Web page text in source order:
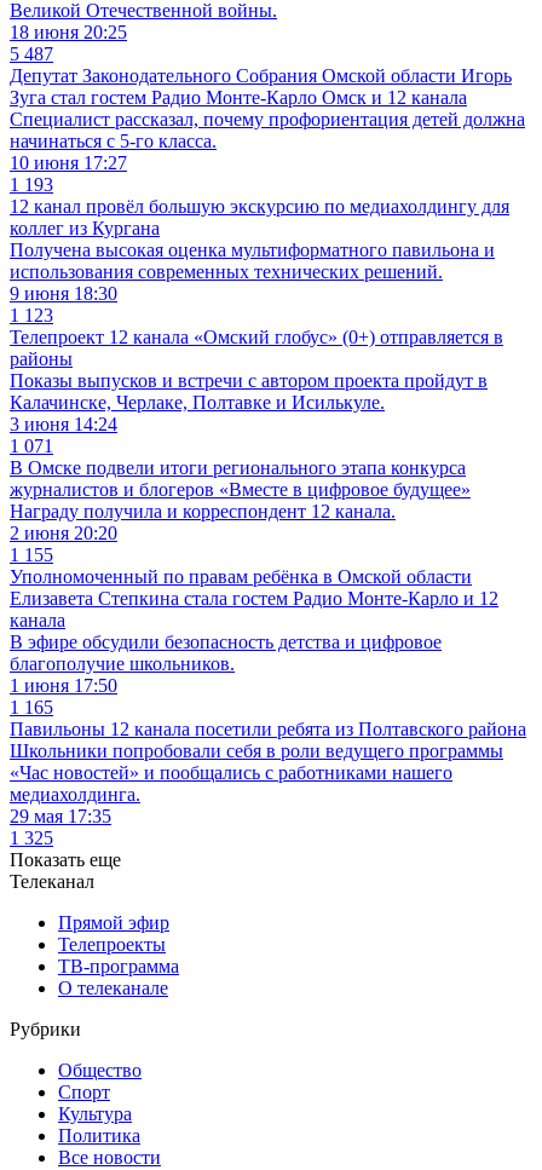
Великой Отечественной войны.
18 июня 20:25
5 487
Депутат Законодательного Собрания Омской области Игорь
Зуга стал гостем Радио Монте-Карло Омск и 12 канала
Специалист рассказал, почему профориентация детей должна
начинаться с 5-го класса.
10 июня 17:27
1 193
12 канал провёл большую экскурсию по медиахолдингу для
коллег из Кургана
Получена высокая оценка мультиформатного павильона и
использования современных технических решений.
9 июня 18:30
1 123
Телепроект 12 канала «Омский глобус» (0+) отправляется в
районы
Показы выпусков и встречи с автором проекта пройдут в
Калачинске, Черлаке, Полтавке и Исилькуле.
3 июня 14:24
1 071
В Омске подвели итоги регионального этапа конкурса
журналистов и блогеров «Вместе в цифровое будущее»
Награду получила и корреспондент 12 канала.
2 июня 20:20
1 155
Уполномоченный по правам ребёнка в Омской области
Елизавета Степкина стала гостем Радио Монте-Карло и 12
канала
В эфире обсудили безопасность детства и цифровое
благополучие школьников.
1 июня 17:50
1 165
Павильоны 12 канала посетили ребята из Полтавского района
Школьники попробовали себя в роли ведущего программы
«Час новостей» и пообщались с работниками нашего
медиахолдинга.
29 мая 17:35
1 325
Показать еще
Телеканал
Прямой эфир
Телепроекты
ТВ-программа
О телеканале
Рубрики
Общество
Спорт
Культура
Политика
Все новости